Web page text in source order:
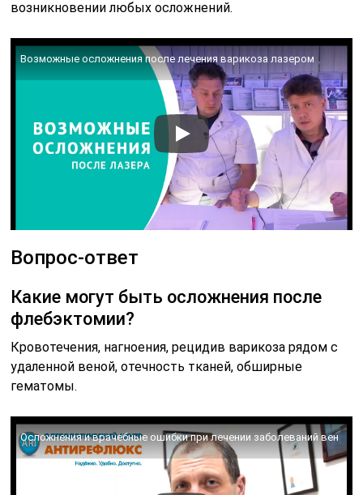
возникновении любых осложнений.
Возможные осложнения после лечения варикоза лазером
Вопрос-ответ
Какие могут быть осложнения после
флебэктомии?
Кровотечения, нагноения, рецидив варикоза рядом с
удаленной веной, отечность тканей, обширные
гематомы.
Осложнения и врачебные ошибки при лечении заболеваний вен